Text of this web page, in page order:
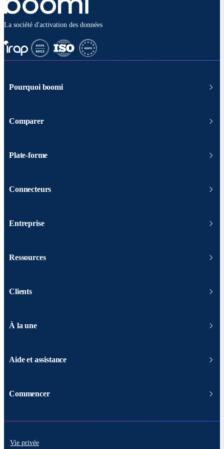
La société d'activation des données
Pourquoi boomi
Comparer
Plate-forme
Connecteurs
Entreprise
Ressources
Clients
À la une
Aide et assistance
Commencer
Vie privée